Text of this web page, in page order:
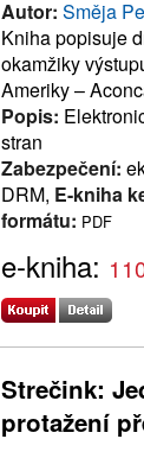
Autor: Směja
Kniha popisuje
okamžiky
Ameriky –
Popis:
stran
Zabezpečení:
DRM, E-kniha
formátu: PDF
e-kniha:
Strečink:
protažení